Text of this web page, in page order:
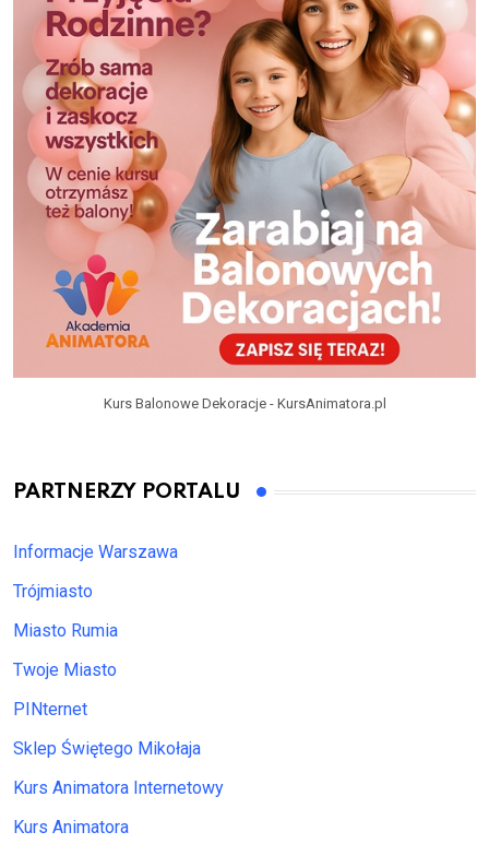
Kurs Balonowe Dekoracje - KursAnimatora.pl
PARTNERZY PORTALU
Informacje Warszawa
Trójmiasto
Miasto Rumia
Twoje Miasto
PINternet
Sklep Świętego Mikołaja
Kurs Animatora Internetowy
Kurs Animatora